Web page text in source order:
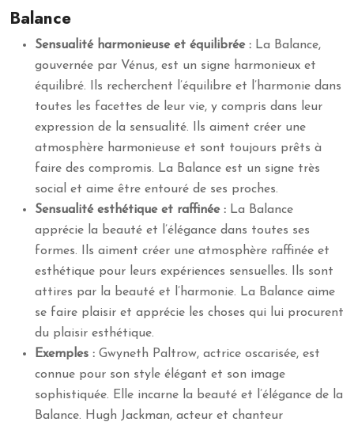
Balance
Sensualité harmonieuse et équilibrée : La Balance,
gouvernée par Vénus, est un signe harmonieux et
équilibré. Ils recherchent l’équilibre et l’harmonie dans
toutes les facettes de leur vie, y compris dans leur
expression de la sensualité. Ils aiment créer une
atmosphère harmonieuse et sont toujours prêts à
faire des compromis. La Balance est un signe très
social et aime être entouré de ses proches.
Sensualité esthétique et raffinée : La Balance
apprécie la beauté et l’élégance dans toutes ses
formes. Ils aiment créer une atmosphère raffinée et
esthétique pour leurs expériences sensuelles. Ils sont
attires par la beauté et l’harmonie. La Balance aime
se faire plaisir et apprécie les choses qui lui procurent
du plaisir esthétique.
Exemples : Gwyneth Paltrow, actrice oscarisée, est
connue pour son style élégant et son image
sophistiquée. Elle incarne la beauté et l’élégance de la
Balance. Hugh Jackman, acteur et chanteur